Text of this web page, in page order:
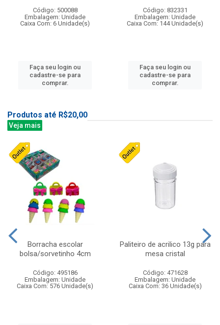
Código: 500088
Embalagem: Unidade
Caixa Com: 6 Unidade(s)
Faça seu login ou
cadastre-se para
comprar.
Código: 832331
Embalagem: Unidade
Caixa Com: 144 Unidade(s)
Faça seu login ou
cadastre-se para
comprar.
Produtos até R$20,00
Veja mais
Borracha escolar
bolsa/sorvetinho 4cm
Código: 495186
Embalagem: Unidade
Caixa Com: 576 Unidade(s)
Paliteiro de acrilico 13g para
mesa cristal
Código: 471628
Embalagem: Unidade
Caixa Com: 36 Unidade(s)